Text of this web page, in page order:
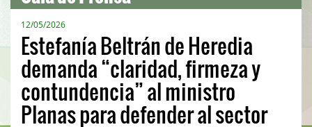
12/05/2026
Estefanía Beltrán de Heredia
demanda “claridad, firmeza y
contundencia” al ministro
Planas para defender al sector